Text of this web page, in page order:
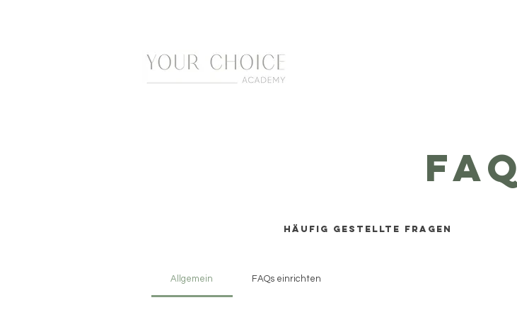
faq
Häufig gestellte Fragen
Allgemein FAQs einrichten